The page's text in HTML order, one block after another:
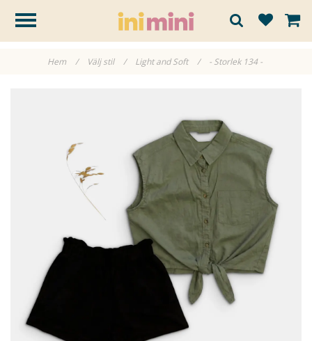
Hem / Välj stil / Light and Soft / - Storlek 134 -